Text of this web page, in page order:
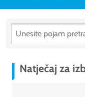
Natječaj za